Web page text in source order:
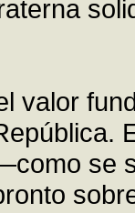
valor
se